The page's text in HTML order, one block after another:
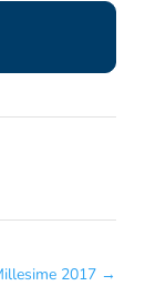
2017 →